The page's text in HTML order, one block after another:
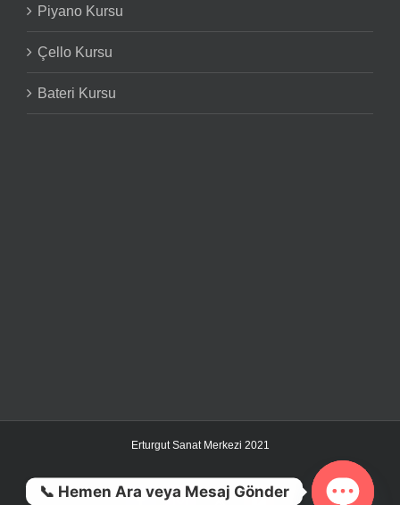
Piyano Kursu
Çello Kursu
Bateri Kursu
Erturgut Sanat Merkezi 2021
📞 Hemen Ara veya Mesaj Gönder